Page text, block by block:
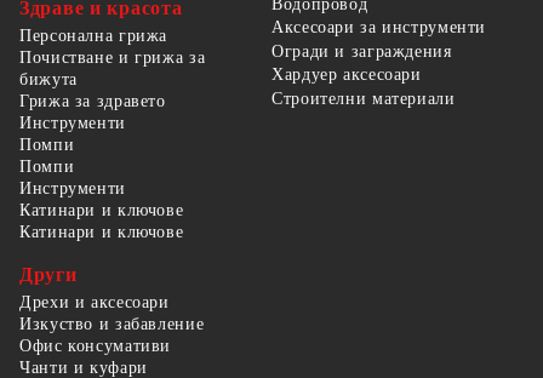
Здраве и красота
Персонална грижа
Почистване и грижа за
бижута
Грижа за здравето
Водопровод
Аксесоари за инструменти
Огради и заграждения
Хардуер аксесоари
Строителни материали
Инструменти
Помпи
Помпи
Инструменти
Катинари и ключове
Катинари и ключове
Други
Дрехи и аксесоари
Изкуство и забавление
Офис консумативи
Чанти и куфари